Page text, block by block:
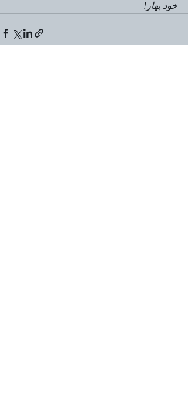
خود بهار!